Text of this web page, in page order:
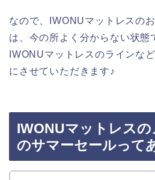
なので、IWONUマットレスの
は、今の所よく分からない状態
IWONUマットレスのラインな
にさせていただきます♪
IWONUマットレス
のサマーセールって